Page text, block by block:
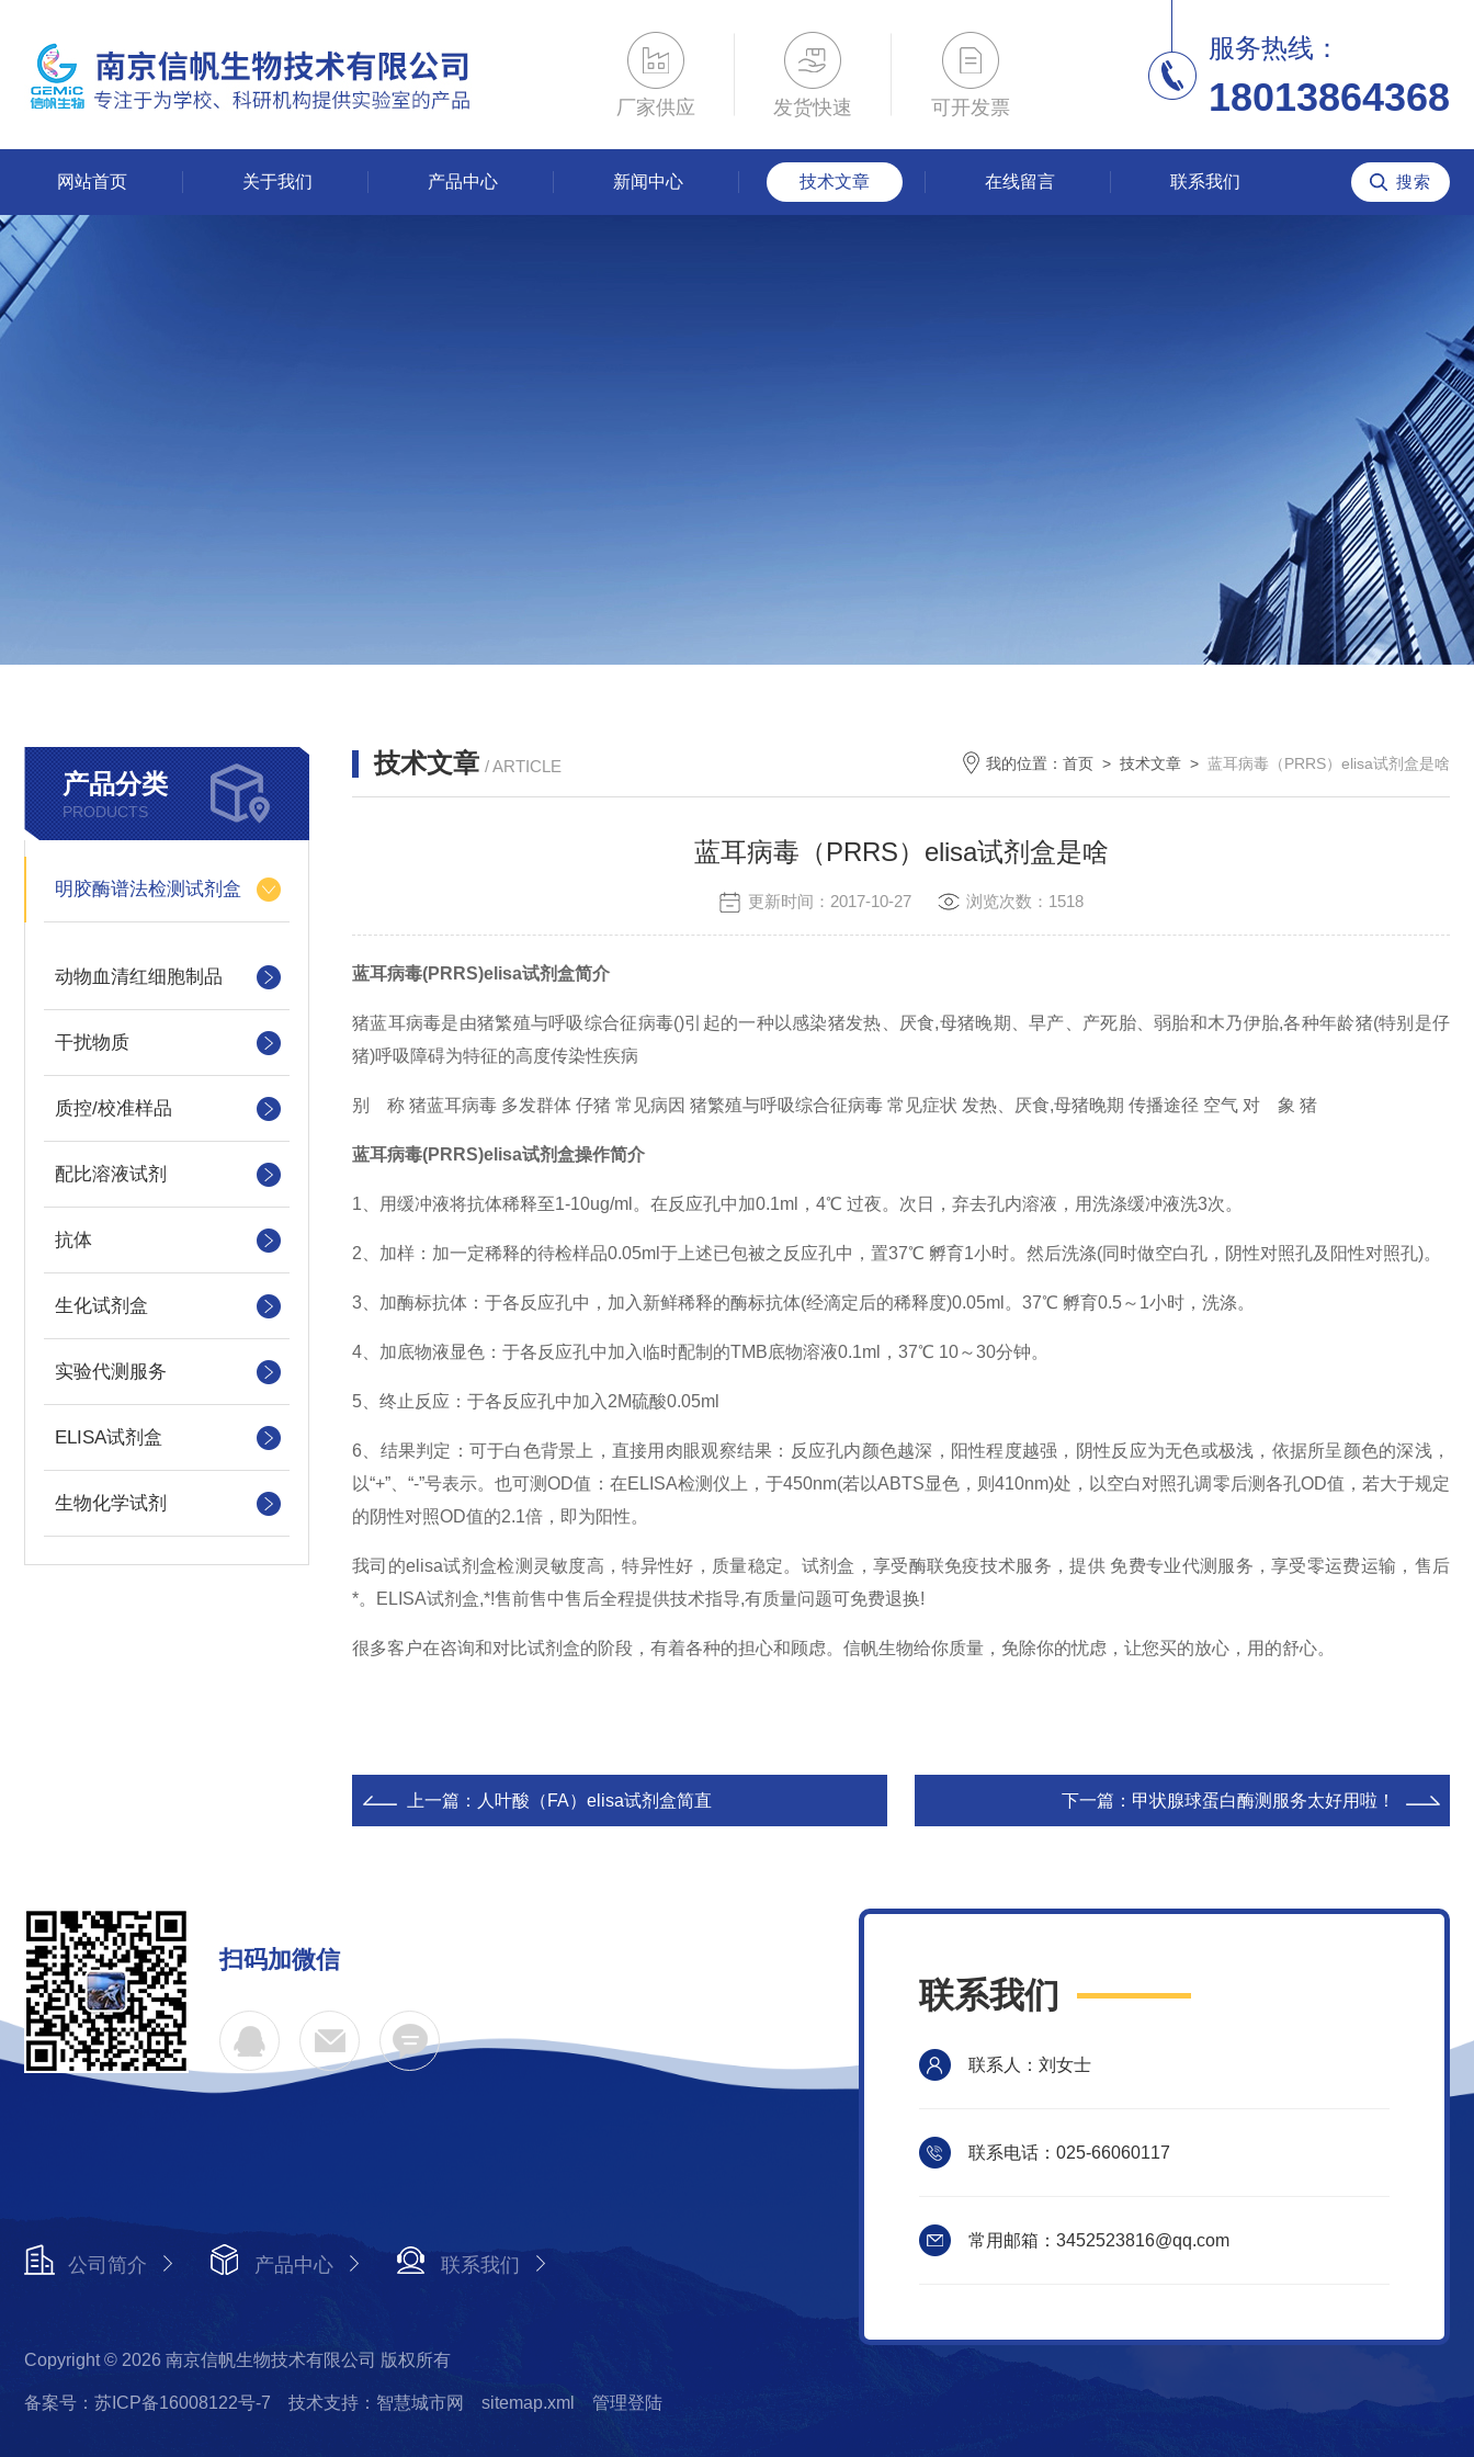
厂家供应 发货快速 可开发票
服务热线：
18013864368
网站首页 关于我们 产品中心 新闻中心 技术文章 在线留言 联系我们
产品分类
PRODUCTS
明胶酶谱法检测试剂盒
动物血清红细胞制品
干扰物质
质控/校准样品
配比溶液试剂
抗体
生化试剂盒
实验代测服务
ELISA试剂盒
生物化学试剂
技术文章 / ARTICLE 我的位置： 首页 > 技术文章 > 蓝耳病毒（PRRS）elisa试剂盒是啥
蓝耳病毒（PRRS）elisa试剂盒是啥
更新时间：2017-10-27 浏览次数：1518
蓝耳病毒(PRRS)elisa试剂盒简介
猪蓝耳病毒是由猪繁殖与呼吸综合征病毒()引起的一种以感染猪发热、厌食,母猪晚期、早产、产死胎、弱胎和木乃伊胎,各种年龄猪(特别是仔
猪)呼吸障碍为特征的高度传染性疾病
别 称 猪蓝耳病毒 多发群体 仔猪 常见病因 猪繁殖与呼吸综合征病毒 常见症状 发热、厌食,母猪晚期 传播途径 空气 对 象 猪
蓝耳病毒(PRRS)elisa试剂盒操作简介
1、用缓冲液将抗体稀释至1-10ug/ml。在反应孔中加0.1ml，4℃ 过夜。次日，弃去孔内溶液，用洗涤缓冲液洗3次。
2、加样：加一定稀释的待检样品0.05ml于上述已包被之反应孔中，置37℃ 孵育1小时。然后洗涤(同时做空白孔，阴性对照孔及阳性对照孔)。
3、加酶标抗体：于各反应孔中，加入新鲜稀释的酶标抗体(经滴定后的稀释度)0.05ml。37℃ 孵育0.5～1小时，洗涤。
4、加底物液显色：于各反应孔中加入临时配制的TMB底物溶液0.1ml，37℃ 10～30分钟。
5、终止反应：于各反应孔中加入2M硫酸0.05ml
6、结果判定：可于白色背景上，直接用肉眼观察结果：反应孔内颜色越深，阳性程度越强，阴性反应为无色或极浅，依据所呈颜色的深浅，
以“+”、“-”号表示。也可测OD值：在ELISA检测仪上，于450nm(若以ABTS显色，则410nm)处，以空白对照孔调零后测各孔OD值，若大于规定
的阴性对照OD值的2.1倍，即为阳性。
我司的elisa试剂盒检测灵敏度高，特异性好，质量稳定。试剂盒，享受酶联免疫技术服务，提供 免费专业代测服务，享受零运费运输，售后
*。ELISA试剂盒,*!售前售中售后全程提供技术指导,有质量问题可免费退换!
很多客户在咨询和对比试剂盒的阶段，有着各种的担心和顾虑。信帆生物给你质量，免除你的忧虑，让您买的放心，用的舒心。
上一篇： 人叶酸（FA）elisa试剂盒简直 下一篇： 甲状腺球蛋白酶测服务太好用啦！
扫码加微信
公司简介 产品中心 联系我们
Copyright © 2026 南京信帆生物技术有限公司 版权所有
备案号：苏ICP备16008122号-7 技术支持：智慧城市网 sitemap.xml 管理登陆
联系我们
联系人：刘女士
联系电话：025-66060117
常用邮箱：3452523816@qq.com